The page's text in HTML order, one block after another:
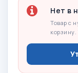
Нет в
Товар с
корзину.